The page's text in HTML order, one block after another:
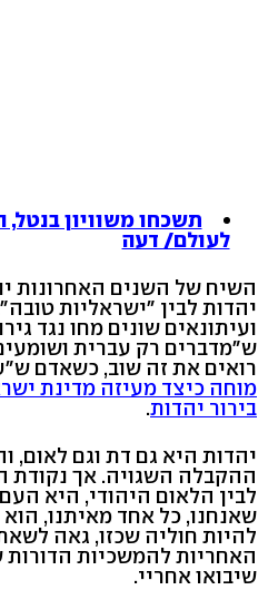
תשכחו משוויון בנטל,
לעולם/ דעה
השיח של השנים האחרונות
יהדות לבין "ישראליות
ועיתונאים שונים מחו נגד
ש"מדברים רק עברית
רואים את זה שוב, כשאדם
מוחה כיצד מעיזה מדינת
בירור יהדות.
יהדות היא גם דת וגם לאום,
ההקבלה השגויה. אך נקודת
לבין הלאום היהודי, היא
שאנחנו, כל אחד מאיתנו,
להיות חוליה שכזו, גאה
האחריות להמשכיות הדורות
שיבואו אחריי.